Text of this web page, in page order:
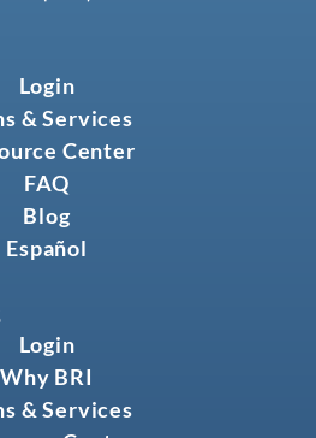
Login
& Services
Center
FAQ
Blog
Español
Login
Why BRI
& Services